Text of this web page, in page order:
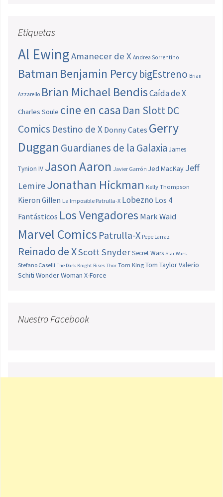
Etiquetas
Al EwingAmanecer de X Andrea Sorrentino
Batman Benjamin PercybigEstreno Brian
Azzarello Brian Michael BendisCaída de X
Charles Soule cine en casa Dan SlottDC
Comics Destino de X Donny Cates Gerry
Duggan Guardianes de la Galaxia James
Tynion IV Jason Aaron Javier Garrón Jed MacKay Jeff
LemireJonathan Hickman Kelly Thompson
Kieron Gillen La Imposible Patrulla-X Lobezno Los 4
Fantásticos Los Vengadores Mark Waid
Marvel Comics Patrulla-X Pepe Larraz
Reinado de XScott SnyderSecret Wars Star Wars
Stefano Caselli The Dark Knight Rises Thor Tom King Tom TaylorValerio
Schiti Wonder Woman X-Force
Nuestro Facebook